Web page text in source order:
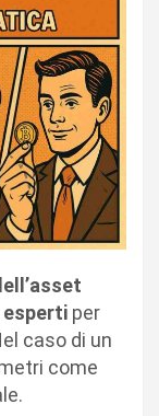
per
caso di un
come